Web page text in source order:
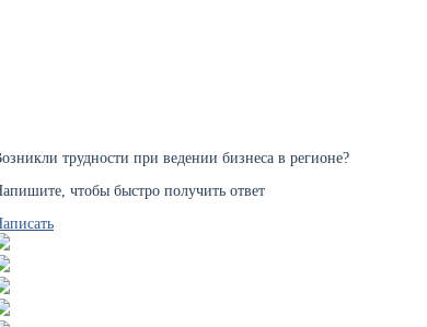
трудности при ведении бизнеса в регионе?
чтобы быстро получить ответ